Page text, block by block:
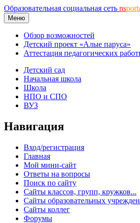
Образовательная социальная сеть ns
Меню
Обзор возможностей
Детский проект «Алые паруса»
Аттестация педагогических
Детский сад
Начальная школа
Школа
НПО и СПО
ВУЗ
Навигация
Вход/регистрация
Главная
Мой мини-сайт
Ответы на вопросы
Поиск по сайту
Сайты классов, групп, кружков...
Сайты образовательных
Сайты коллег
Форумы